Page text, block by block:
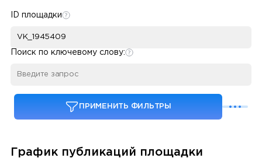
ID площадки
Поиск по ключевому слову:
ПРИМЕНИТЬ ФИЛЬТРЫ
График публикаций площадки